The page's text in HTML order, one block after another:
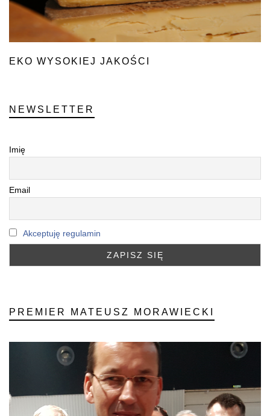
EKO WYSOKIEJ JAKOŚCI
NEWSLETTER
Imię
Email
Akceptuję regulamin
PREMIER MATEUSZ MORAWIECKI